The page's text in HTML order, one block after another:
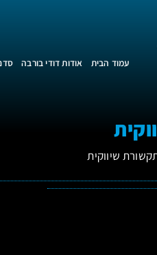
עמוד הבית אודות דודי בורבה
שיווקית